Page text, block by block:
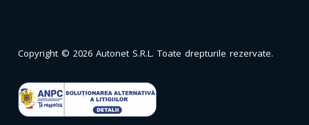
Copyright © 2026 Autonet S.R.L. Toate drepturile rezervate.